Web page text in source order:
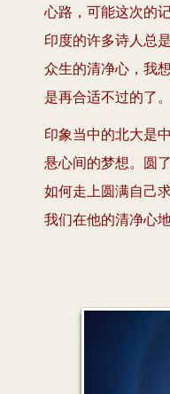
心路，可能这次的
印度的许多诗人总
众生的清净心，我
是再合适不过的了。
印象当中的北大是
悬心间的梦想。圆
如何走上圆满自己
我们在他的清净心